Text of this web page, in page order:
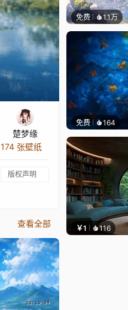
楚梦缘
174 张壁纸
版权声明
查看全部
免费 1.1万
免费 164
￥1 116